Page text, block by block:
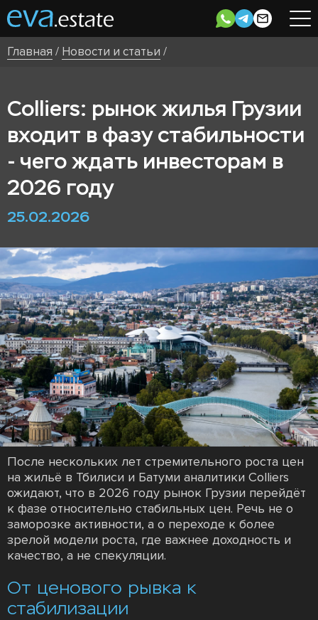
Главная / Новости и статьи /
Colliers: рынок жилья Грузии
входит в фазу стабильности
- чего ждать инвесторам в
2026 году
25.02.2026
После нескольких лет стремительного роста цен
на жильё в Тбилиси и Батуми аналитики Colliers
ожидают, что в 2026 году рынок Грузии перейдёт
к фазе относительно стабильных цен. Речь не о
заморозке активности, а о переходе к более
зрелой модели роста, где важнее доходность и
качество, а не спекуляции.
От ценового рывка к
стабилизации